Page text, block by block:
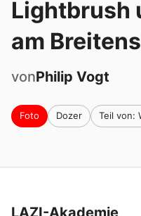
Lightbrush
am
vonPhilip Vogt
Foto Dozer Teil von:
LAZI-Akademie